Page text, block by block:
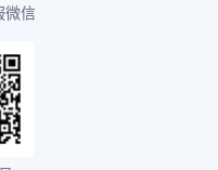
微信